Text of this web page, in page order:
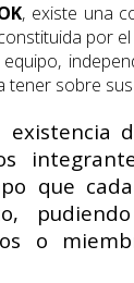
, existe una
por
tener sobre
que
o